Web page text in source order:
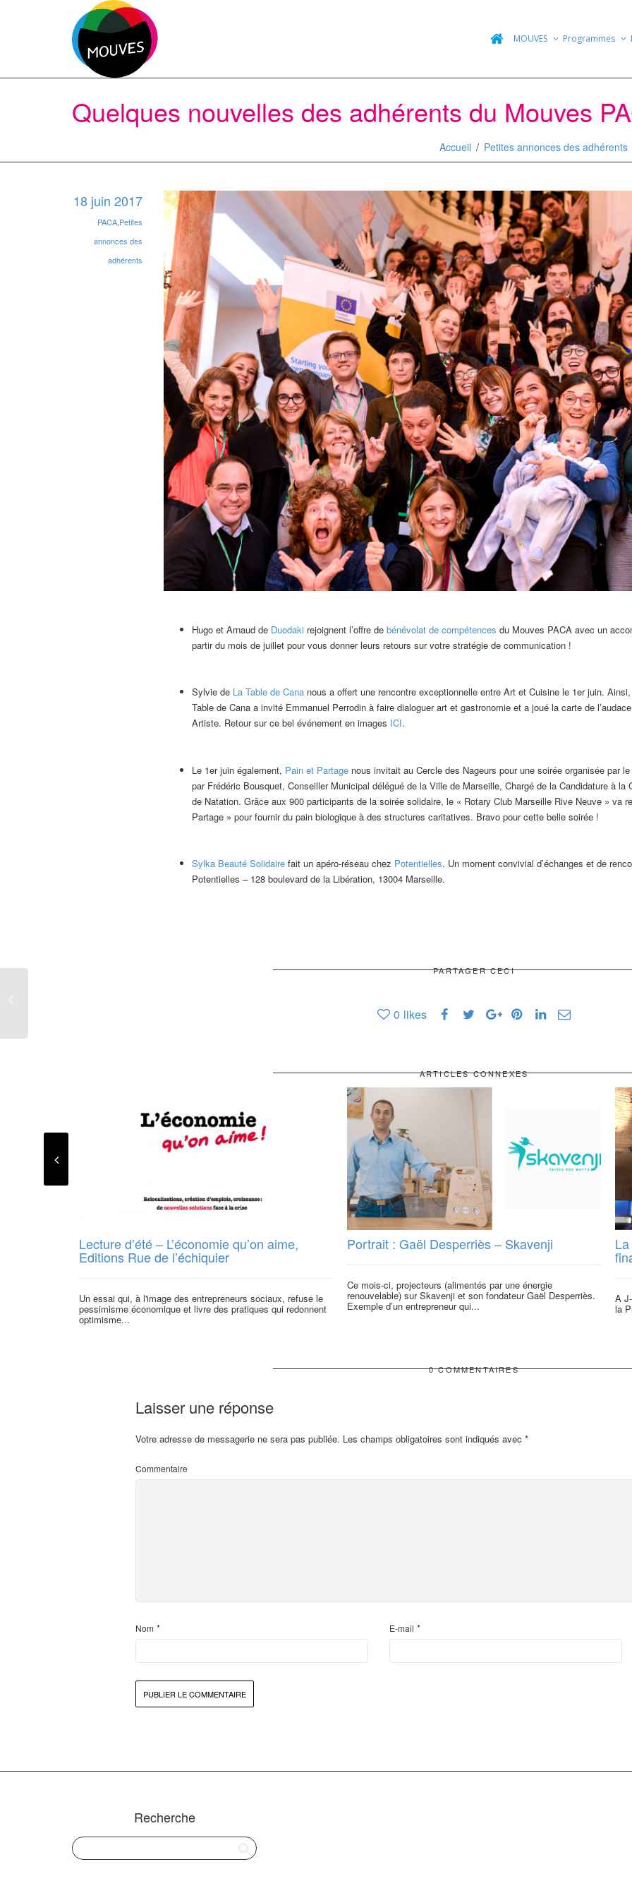
MOUVES Programmes
Quelques nouvelles des adhérents du Mouves
Accueil Petites annonces des adhérents
18 juin 2017
PACA,Petites
annonces des
adhérents
Hugo et Arnaud de Duodaki rejoignent l’offre de bénévolat de compétences du Mouves PACA avec un
partir du mois de juillet pour vous donner leurs retours sur votre stratégie de communication !
Sylvie de La Table de Cana nous a offert une rencontre exceptionnelle entre Art et Cuisine le 1er juin.
Table de Cana a invité Emmanuel Perrodin à faire dialoguer art et gastronomie et a joué la carte de
Artiste. Retour sur ce bel événement en images ICI.
Le 1er juin également, Pain et Partage nous invitait au Cercle des Nageurs pour une soirée organisée par
par Frédéric Bousquet, Conseiller Municipal délégué de la Ville de Marseille, Chargé de la Candidature à
de Natation. Grâce aux 900 participants de la soirée solidaire, le « Rotary Club Marseille Rive Neuve » va
Partage » pour fournir du pain biologique à des structures caritatives. Bravo pour cette belle soirée !
Sylka Beauté Solidaire fait un apéro-réseau chez Potentielles. Un moment convivial d’échanges et de
Potentielles – 128 boulevard de la Libération, 13004 Marseille.
PARTAGER CECI
0 likes
ARTICLES CONNEXES
Lecture d’été – L’économie qu’on aime,
Editions Rue de l’échiquier
Un essai qui, à l'image des entrepreneurs sociaux, refuse le
pessimisme économique et livre des pratiques qui redonnent
optimisme...
Portrait : Gaël Desperriès – Skavenji
Ce mois-ci, projecteurs (alimentés par une énergie
renouvelable) sur Skavenji et son fondateur Gaël Desperriès.
Exemple d’un entrepreneur qui...
A
la
0 COMMENTAIRES
Laisser une réponse
Votre adresse de messagerie ne sera pas publiée. Les champs obligatoires sont indiqués avec *
Commentaire
Nom * E-mail *
Recherche